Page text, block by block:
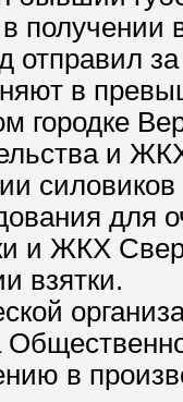
получении
отправил
в
городке
и
для
и ЖКХ
взятки.
в